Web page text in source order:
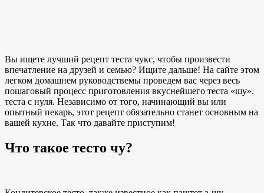
Вы ищете лучший рецепт теста чукс, чтобы произвести
впечатление на друзей и семью? Ищите дальше! На сайте этом
легком домашнем руководствемы проведем вас через весь
пошаговый процесс приготовления вкуснейшего теста «шу».
теста с нуля. Независимо от того, начинающий вы или
опытный пекарь, этот рецепт обязательно станет основным на
вашей кухне. Так что давайте приступим!
Что такое тесто чу?